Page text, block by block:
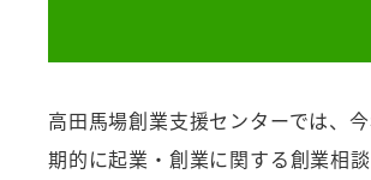
高田馬場創業支援センターでは、
期的に起業・創業に関する創業相